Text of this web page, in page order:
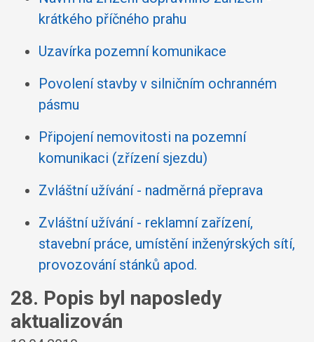
krátkého příčného prahu
Uzavírka pozemní komunikace
Povolení stavby v silničním ochranném
pásmu
Připojení nemovitosti na pozemní
komunikaci (zřízení sjezdu)
Zvláštní užívání - nadměrná přeprava
Zvláštní užívání - reklamní zařízení,
stavební práce, umístění inženýrských sítí,
provozování stánků apod.
28. Popis byl naposledy
aktualizován